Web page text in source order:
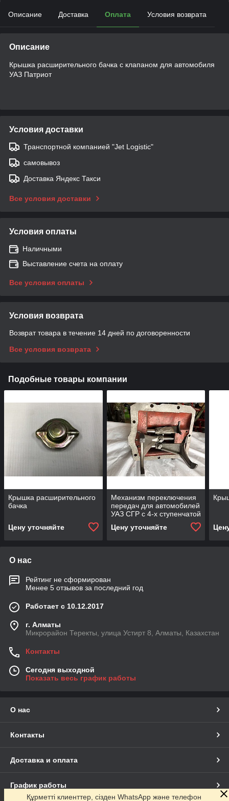
Описание Доставка Оплата Условия возврата
Описание
Крышка расширительного бачка с клапаном для автомобиля
УАЗ Патриот
Условия доставки
Транспортной компанией "Jet Logistic"
самовывоз
Доставка Яндекс Такси
Все условия доставки
Условия оплаты
Наличными
Выставление счета на оплату
Все условия оплаты
Условия возврата
Возврат товара в течение 14 дней по договоренности
Все условия возврата
Подобные товары компании
Крышка расширительного
бачка
Цену уточняйте
Механизм переключения
передач для автомобилей
УАЗ СГР с 4-х ступенчатой
Цену уточняйте
О нас
Рейтинг не сформирован
Менее 5 отзывов за последний год
Работает с 10.12.2017
г. Алматы
Микрорайон Теректы, улица Устирт 8, Алматы, Казахстан
Контакты
Сегодня выходной
Показать весь график работы
О нас
Контакты
Доставка и оплата
График работы
Құрметті клиенттер, сізден WhatsApp және телефон